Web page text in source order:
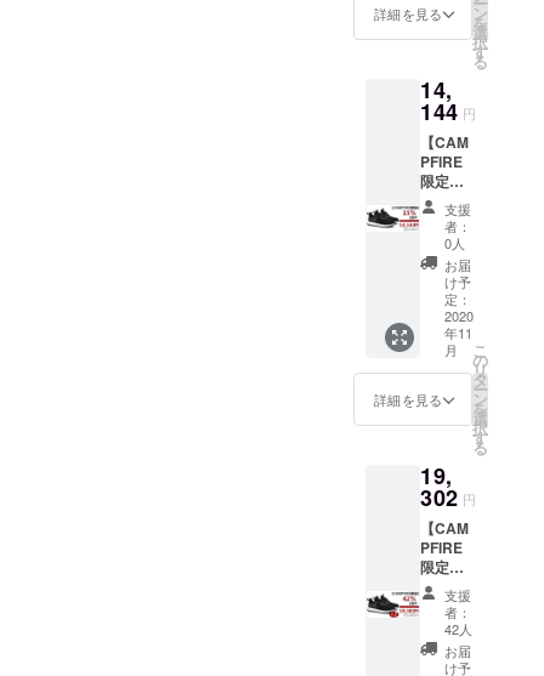
16,640
となり
※商品の
デザイ
ンに関
しまし
ては一
部変更
になる
可能性
もござ
いま
す。ご
了承く
ださ
い。 ※
一般販
売予定
価格
16,640
選びい
ただけ
ます。
年11月
上旬に
お届け
する予
定です
が、生
産、配
送状況
により
遅れる
可能性
もござ
いま
す。 ※
送料込
の価格
となり
※商品の
デザイ
ンに関
しまし
ては一
部変更
になる
可能性
もござ
いま
す。ご
了承く
詳細を見る ン
を
選
択
す
る
14,
144 円
【CAM
PFIRE
限定
15％OF
F】 究
極の防
水・呼
吸する
スニー
カー
「VOB
O-ウォ
ボ-」×1
※2色お
選びい
ただけ
※2020
年11月
上旬に
お届け
する予
定です
が、生
産、配
送状況
により
遅れる
支援
者：
0人
お届
け予
定：
2020
年11
月
詳細を見る
こ
の
リ
タ
ー
ン
を
選
択
す
る
19,
302 円
【CAM
PFIRE
限定
42％OF
F】 究
極の防
水・呼
吸する
支援
者：
42人
お届
け予